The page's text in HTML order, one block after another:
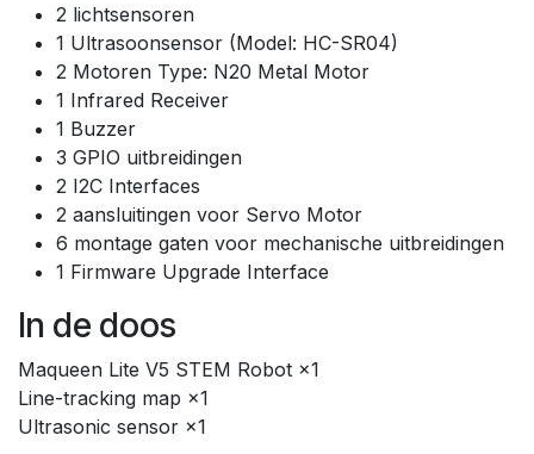
2 lichtsensoren
1 Ultrasoonsensor (Model: HC-SR04)
2 Motoren Type: N20 Metal Motor
1 Infrared Receiver
1 Buzzer
3 GPIO uitbreidingen
2 I2C Interfaces
2 aansluitingen voor Servo Motor
6 montage gaten voor mechanische uitbreidingen
1 Firmware Upgrade Interface
In de doos
Maqueen Lite V5 STEM Robot ×1
Line-tracking map ×1
Ultrasonic sensor ×1